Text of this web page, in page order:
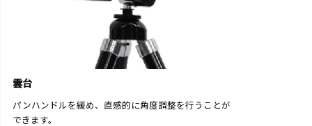
雲台
パンハンドルを緩め、直感的に角度調整を行うことが
できます。